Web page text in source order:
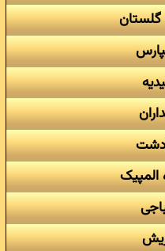
گلستان
المپیک